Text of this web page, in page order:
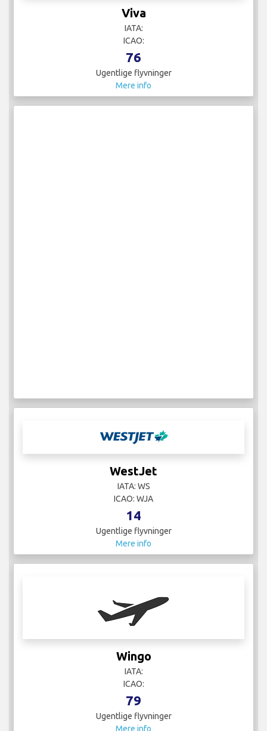
Viva
IATA:
ICAO:
76
Ugentlige flyvninger
Mere info
WestJet
IATA: WS
ICAO: WJA
14
Ugentlige flyvninger
Mere info
Wingo
IATA:
ICAO:
79
Ugentlige flyvninger
Mere info